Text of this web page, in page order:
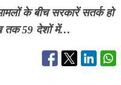
के बीच सरकारें सतर्क हो
तक 59 देशों में…